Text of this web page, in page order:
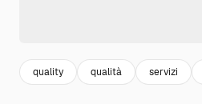
quality qualità servizi